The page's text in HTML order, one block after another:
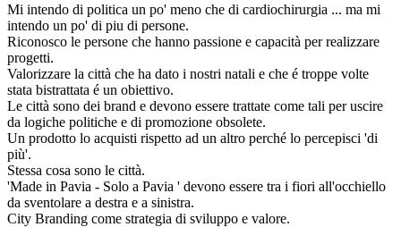
Mi intendo di politica un po' meno che di cardiochirurgia ... ma mi
intendo un po' di piu di persone.
Riconosco le persone che hanno passione e capacità per realizzare
progetti.
Valorizzare la città che ha dato i nostri natali e che é troppe volte
stata bistrattata é un obiettivo.
Le città sono dei brand e devono essere trattate come tali per uscire
da logiche politiche e di promozione obsolete.
Un prodotto lo acquisti rispetto ad un altro perché lo percepisci 'di
più'.
Stessa cosa sono le città.
'Made in Pavia - Solo a Pavia ' devono essere tra i fiori all'occhiello
da sventolare a destra e a sinistra.
City Branding come strategia di sviluppo e valore.